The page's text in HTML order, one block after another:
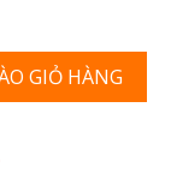
GIỎ HÀNG